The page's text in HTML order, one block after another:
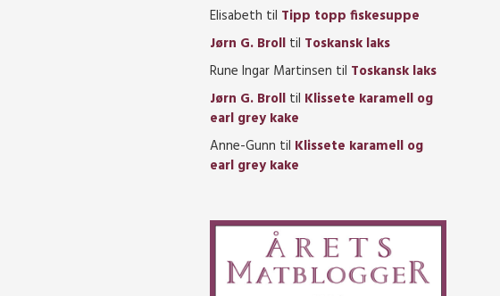
Elisabeth til Tipp topp fiskesuppe
Jørn G. Broll til Toskansk laks
Rune Ingar Martinsen til Toskansk laks
Jørn G. Broll til Klissete karamell og
earl grey kake
Anne-Gunn til Klissete karamell og
earl grey kake